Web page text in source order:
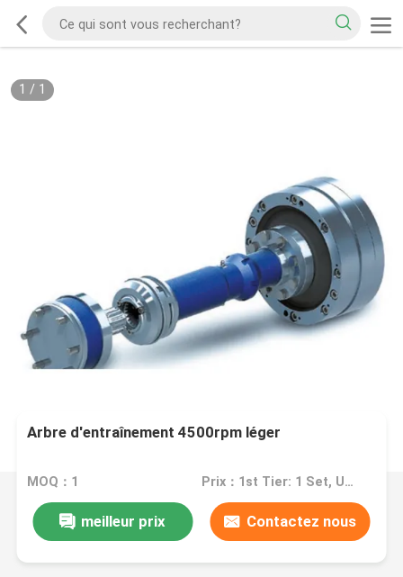
1 / 1
Arbre d'entraînement 4500rpm léger
MOQ：1 Prix：1st Tier: 1 Set, Unit Price USD 3.00 2nd Tier: 2-5 Sets, Unit Price USD 2.00 3rd Tier: Over 5 Sets, Unit Price USD 1.00
meilleur prix Contactez nous